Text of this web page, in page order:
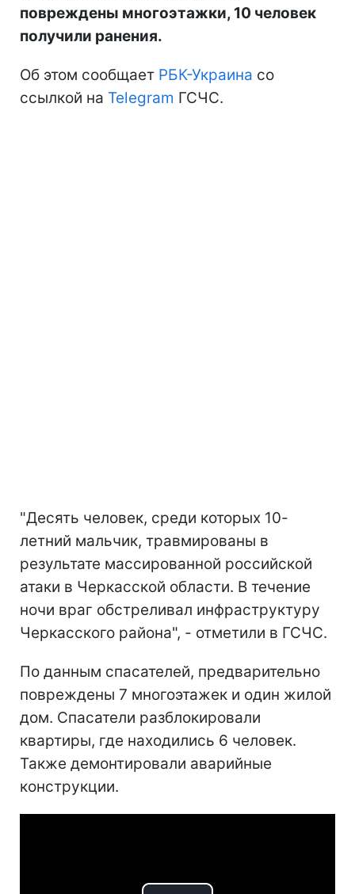
повреждены многоэтажки, 10 человек
получили ранения.
Об этом сообщает РБК-Украина со
ссылкой на Telegram ГСЧС.
"Десять человек, среди которых 10-
летний мальчик, травмированы в
результате массированной российской
атаки в Черкасской области. В течение
ночи враг обстреливал инфраструктуру
Черкасского района", - отметили в ГСЧС.
По данным спасателей, предварительно
повреждены 7 многоэтажек и один жилой
дом. Спасатели разблокировали
квартиры, где находились 6 человек.
Также демонтировали аварийные
конструкции.